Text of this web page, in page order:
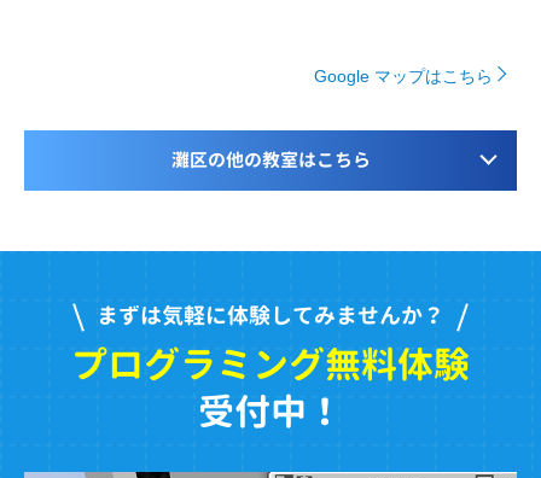
Google マップはこちら
灘区の他の教室はこちら
まずは気軽に体験してみませんか？
プログラミング無料体験
受付中！